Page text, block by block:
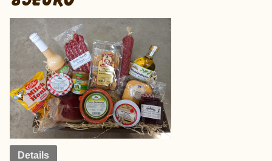
Details